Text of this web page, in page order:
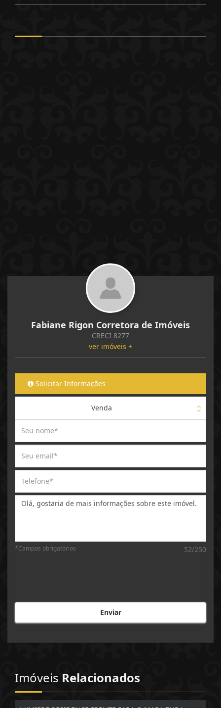
Fabiane Rigon Corretora de Imóveis
CRECI 8277
ver imóveis +
Solicitar Informações
Venda
Mensagem:
52/250
*Campos obrigatórios
Enviar
Imóveis Relacionados